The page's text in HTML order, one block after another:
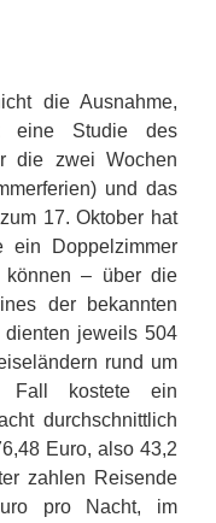
die Ausnahme,
eine Studie des
die zwei Wochen
und das
17. Oktober hat
ein Doppelzimmer
können – über die
der bekannten
dienten jeweils 504
rund um
Fall kostete ein
durchschnittlich
Euro, also 43,2
zahlen Reisende
pro Nacht, im